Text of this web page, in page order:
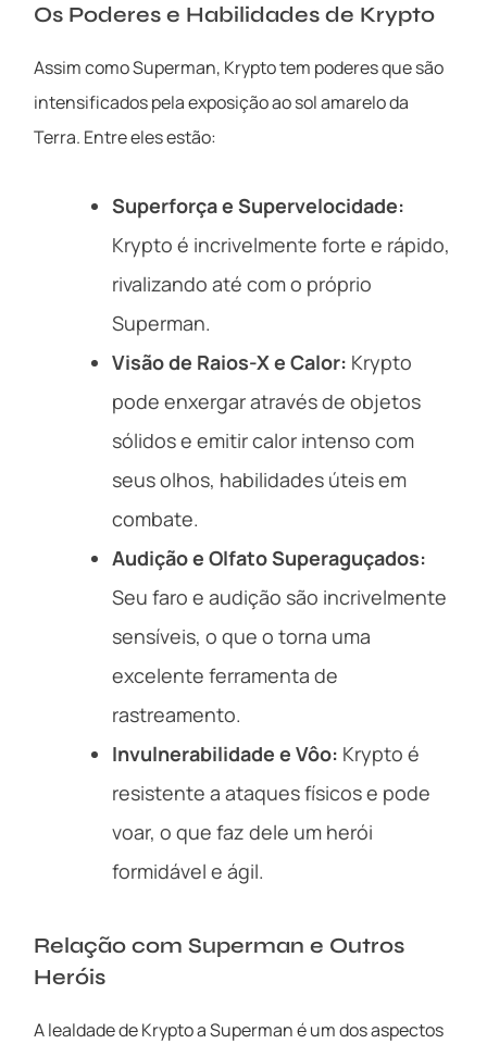
Os Poderes e Habilidades de Krypto
Assim como Superman, Krypto tem poderes que são
intensificados pela exposição ao sol amarelo da
Terra. Entre eles estão:
Superforça e Supervelocidade:
Krypto é incrivelmente forte e rápido,
rivalizando até com o próprio
Superman.
Visão de Raios-X e Calor: Krypto
pode enxergar através de objetos
sólidos e emitir calor intenso com
seus olhos, habilidades úteis em
combate.
Audição e Olfato Superaguçados:
Seu faro e audição são incrivelmente
sensíveis, o que o torna uma
excelente ferramenta de
rastreamento.
Invulnerabilidade e Vôo: Krypto é
resistente a ataques físicos e pode
voar, o que faz dele um herói
formidável e ágil.
Relação com Superman e Outros
Heróis
A lealdade de Krypto a Superman é um dos aspectos